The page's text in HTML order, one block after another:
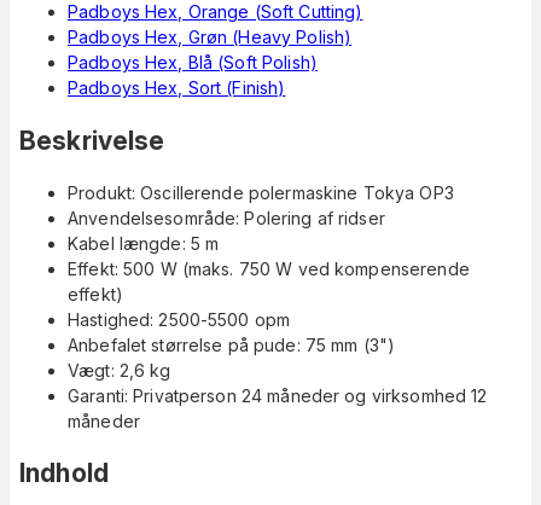
Padboys Hex, Orange (Soft Cutting)
Padboys Hex, Grøn (Heavy Polish)
Padboys Hex, Blå (Soft Polish)
Padboys Hex, Sort (Finish)
Beskrivelse
Produkt: Oscillerende polermaskine Tokya OP3
Anvendelsesområde: Polering af ridser
Kabel længde: 5 m
Effekt: 500 W (maks. 750 W ved kompenserende
effekt)
Hastighed: 2500-5500 opm
Anbefalet størrelse på pude: 75 mm (3")
Vægt: 2,6 kg
Garanti: Privatperson 24 måneder og virksomhed 12
måneder
Indhold